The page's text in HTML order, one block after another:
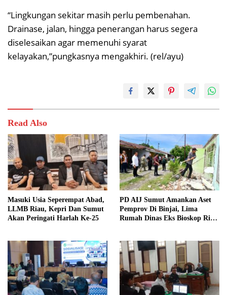
“Lingkungan sekitar masih perlu pembenahan.
Drainase, jalan, hingga penerangan harus segera
diselesaikan agar memenuhi syarat
kelayakan,”pungkasnya mengakhiri. (rel/ayu)
Read Also
Masuki Usia Seperempat Abad,
LLMB Riau, Kepri Dan Sumut
Akan Peringati Harlah Ke-25
PD AIJ Sumut Amankan Aset
Pemprov Di Binjai, Lima
Rumah Dinas Eks Bioskop Ria